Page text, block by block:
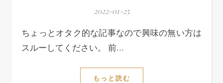
2022-01-25
ちょっとオタク的な記事なので興味の無い方は
スルーしてください。 前…
もっと読む